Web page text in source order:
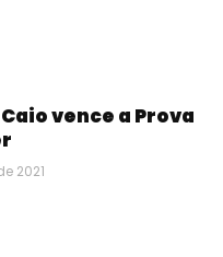
Caio vence a Prova
2021